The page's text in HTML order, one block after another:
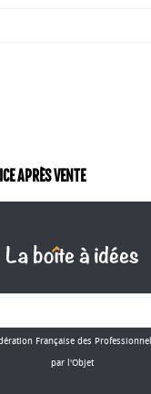
APRÈS VENTE
Française des
par l'Objet